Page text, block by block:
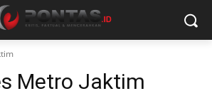
Metro Jaktim